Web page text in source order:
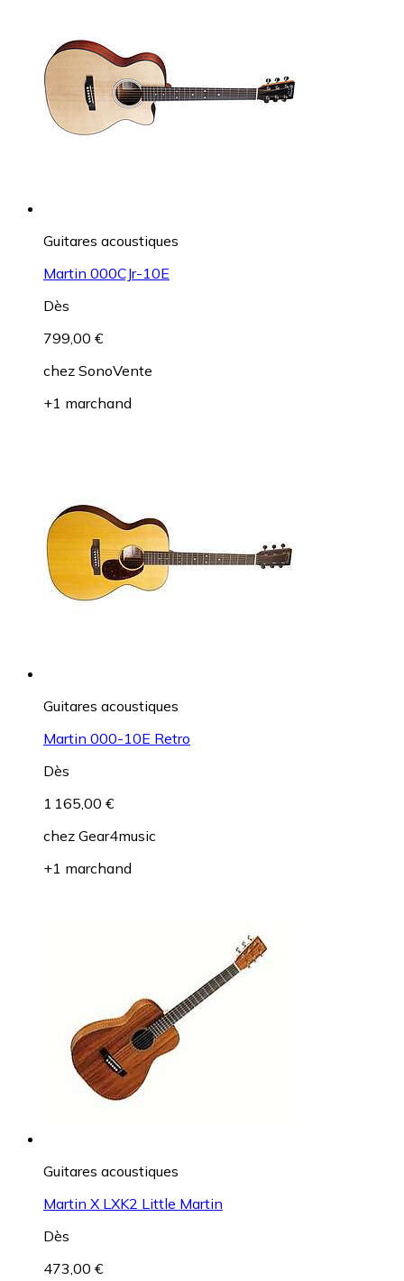
Guitares acoustiques
Martin 000CJr-10E
Dès
799,00 €
chez SonoVente
+1 marchand
Guitares acoustiques
Martin 000-10E Retro
Dès
1 165,00 €
chez Gear4music
+1 marchand
Guitares acoustiques
Martin X LXK2 Little Martin
Dès
473,00 €